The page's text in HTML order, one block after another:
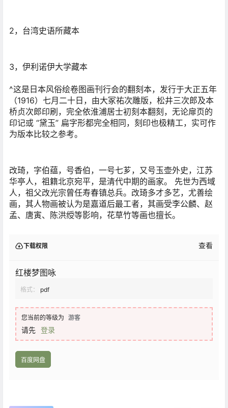
2，台湾史语所藏本
3，伊利诺伊大学藏本
^这是日本风俗绘卷图画刊行会的翻刻本，发行于大正五年
（1916）七月二十日，由大冢祐次雕版，松井三次郎及本
桥贞次郎印刷，完全依淮浦居士初刻本翻刻，无论扉页的
印记或 “黛玉” 扁字形都完全相同，刻印也极精工，实可作
为版本比较之参考。
改琦，字伯蕴，号香伯，一号七芗，又号玉壶外史，江苏
华亭人，祖籍北京宛平，是清代中期的画家。 先世为西域
人，祖父改光宗曾任寿春镇总兵。改琦多才多艺，尤善绘
画，其人物画被认为是嘉道后最工者，其画受李公麟、赵
孟、唐寅、陈洪绶等影响，花草竹等画也擅长。
下载权限 查看
红楼梦图咏
格式： pdf
您当前的等级为 游客
请先 登录
百度网盘